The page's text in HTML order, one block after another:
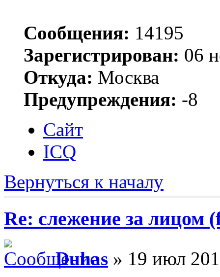
Сообщения: 14195
Зарегистрирован: 06
Откуда: Москва
Предупреждения: -8
Сайт
ICQ
Вернуться к началу
Re: слежение за лицом
Duhas » 19 июл